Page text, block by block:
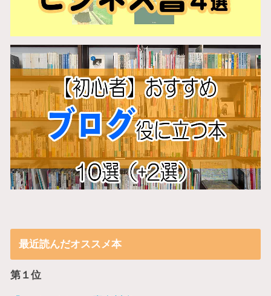
最近読んだオススメ本
第１位